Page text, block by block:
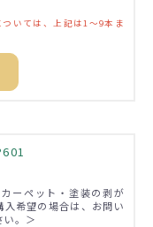
いては、上記は1～9本ま
ーペット・塗装の剥が
入希望の場合は、お問い
。＞